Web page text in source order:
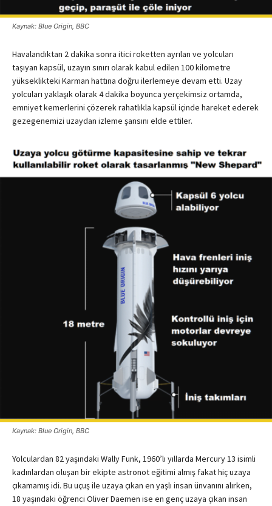
Kaynak: Blue Origin, BBC
Havalandıktan 2 dakika sonra itici roketten ayrılan ve yolcuları
taşıyan kapsül, uzayın sınırı olarak kabul edilen 100 kilometre
yükseklikteki Karman hattına doğru ilerlemeye devam etti. Uzay
yolcuları yaklaşık olarak 4 dakika boyunca yerçekimsiz ortamda,
emniyet kemerlerini çözerek rahatlıkla kapsül içinde hareket ederek
gezegenemizi uzaydan izleme şansını elde ettiler.
Kaynak: Blue Origin, BBC
Yolculardan 82 yaşındaki Wally Funk, 1960’lı yıllarda Mercury 13 isimli
kadınlardan oluşan bir ekipte astronot eğitimi almış fakat hiç uzaya
çıkamamış idi. Bu uçuş ile uzaya çıkan en yaşlı insan ünvanını alırken,
18 yaşındaki öğrenci Oliver Daemen ise en genç uzaya çıkan insan